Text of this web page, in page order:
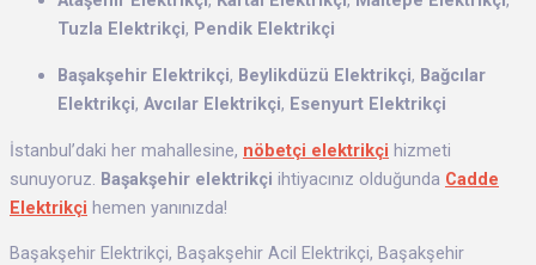
Tuzla Elektrikçi, Pendik Elektrikçi
Başakşehir Elektrikçi, Beylikdüzü Elektrikçi, Bağcılar
Elektrikçi, Avcılar Elektrikçi, Esenyurt Elektrikçi
İstanbul’daki her mahallesine, nöbetçi elektrikçi hizmeti
sunuyoruz. Başakşehir elektrikçi ihtiyacınız olduğunda Cadde
Elektrikçi hemen yanınızda!
Başakşehir Elektrikçi, Başakşehir Acil Elektrikçi, Başakşehir